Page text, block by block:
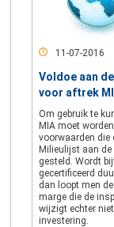
11-07-2016
Voldoe aan
voor aftrek
Om gebruik te
MIA moet
voorwaarden die
Milieulijst aan
gesteld. Wordt
gecertificeerd
dan loopt men
marge die de
wijzigt echter
investering.